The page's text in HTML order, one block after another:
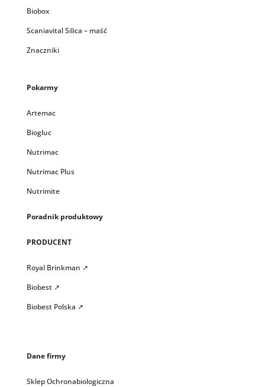
Biobox
Scaniavital Silica – maść
Znaczniki
Pokarmy
Artemac
Biogluc
Nutrimac
Nutrimac Plus
Nutrimite
Poradnik produktowy
PRODUCENT
Royal Brinkman ↗
Biobest ↗
Biobest Polska ↗
Dane firmy
Sklep Ochronabiologiczna